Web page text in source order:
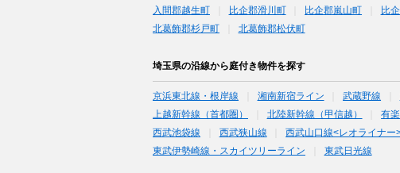
入間郡越生町
比企郡滑川町 比企郡嵐山町 比
北葛飾郡杉戸町
北葛飾郡松伏町
埼玉県の沿線から庭付き物件を探す
京浜東北線・根岸線 湘南新宿ライン 武蔵野線
上越新幹線（首都圏）
北陸新幹線（甲信越） 有
西武池袋線
西武狭山線 西武山口線<レオライナー
東武伊勢崎線・スカイツリーライン
東武日光線